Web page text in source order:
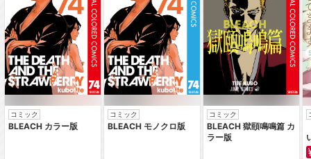
コミック
BLEACH カラー版
コミック
BLEACH モノクロ版
コミック
BLEACH 獄頤鳴鳴篇 カ
ラー版